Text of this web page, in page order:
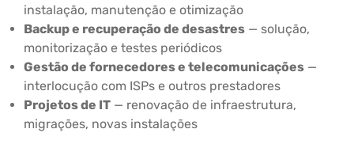
instalação, manutenção e otimização
Backup e recuperação de desastres — solução,
monitorização e testes periódicos
Gestão de fornecedores e telecomunicações —
interlocução com ISPs e outros prestadores
Projetos de IT — renovação de infraestrutura,
migrações, novas instalações